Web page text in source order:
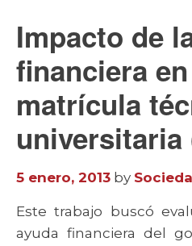
Impacto de
financiera
matrícula
universitaria
5 enero, 2013 by
Este trabajo buscó
ayuda financiera del